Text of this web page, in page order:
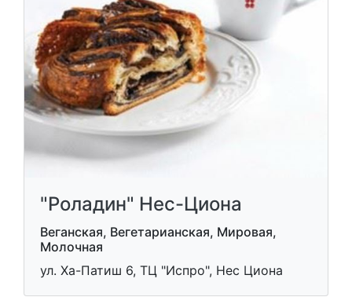
"Роладин" Нес-Циона
Веганская, Вегетарианская, Мировая,
Молочная
ул. Ха-Патиш 6, ТЦ "Испро", Нес Циона